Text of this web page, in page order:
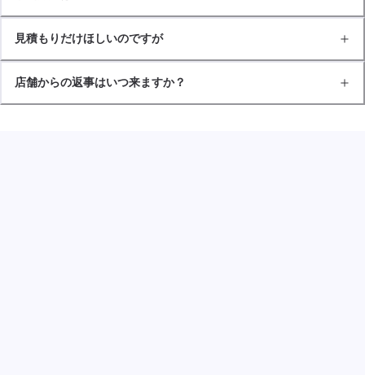
見積もりだけほしいのですが
店舗からの返事はいつ来ますか？